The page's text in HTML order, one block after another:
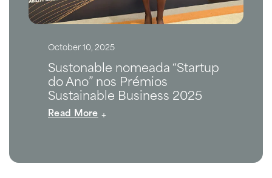
October 10, 2025
Sustonable nomeada “Startup
do Ano” nos Prémios
Sustainable Business 2025
Read More